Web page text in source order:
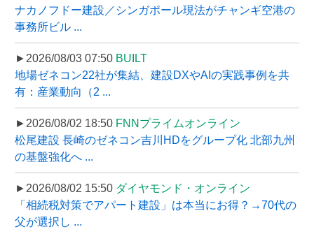
ナカノフドー建設／シンガポール現法がチャンギ空港の
事務所ビル ...
►2026/08/03 07:50 BUILT
地場ゼネコン22社が集結、建設DXやAIの実践事例を共
有：産業動向（2 ...
►2026/08/02 18:50 FNNプライムオンライン
松尾建設 長崎のゼネコン吉川HDをグループ化 北部九州
の基盤強化へ ...
►2026/08/02 15:50 ダイヤモンド・オンライン
「相続税対策でアパート建設」は本当にお得？→70代の
父が選択し ...